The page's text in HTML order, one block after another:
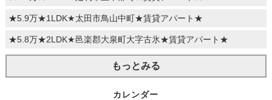
★5.9万★1LDK★太田市鳥山中町★賃貸アパート★
★5.8万★2LDK★邑楽郡大泉町大字古氷★賃貸アパート★
もっとみる
カレンダー